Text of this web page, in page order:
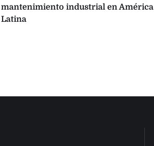
mantenimiento industrial en América
Latina